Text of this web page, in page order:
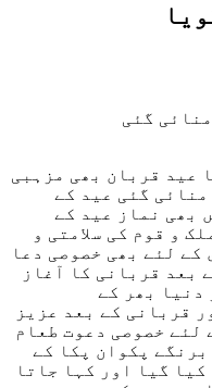
گئی
عید قربان بھی مزہبی
گئی عید کے
بھی نماز عید کے
و قوم کی سلامتی و
کے لئے بھی خصوصی دعا
بعد قربانی کا آغاز
دنیا بھر کے
قربانی کے بعد عزیز
لئے خصوصی دعوت طعام
پکوان پکا کے
گیا اور کہا جاتا